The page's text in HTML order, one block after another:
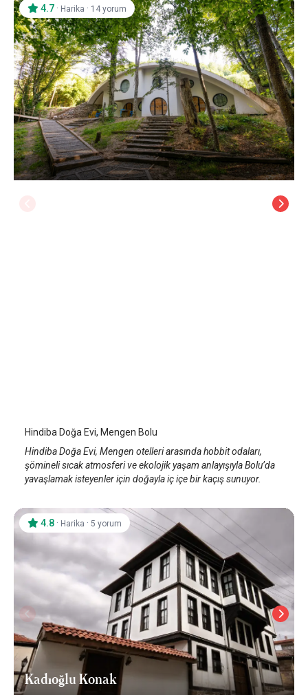
4.7 · Harika · 14 yorum
Hindiba Doğa Evi, Mengen Bolu
Hindiba Doğa Evi, Mengen otelleri arasında hobbit odaları,
şömineli sıcak atmosferi ve ekolojik yaşam anlayışıyla Bolu’da
yavaşlamak isteyenler için doğayla iç içe bir kaçış sunuyor.
Kadıoğlu Konak
4.8 · Harika · 5 yorum